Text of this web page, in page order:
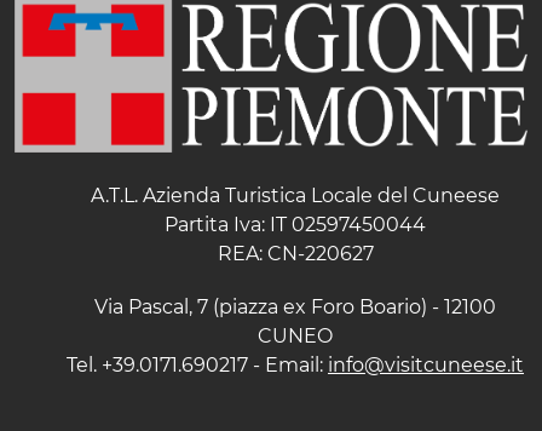
A.T.L. Azienda Turistica Locale del Cuneese
Partita Iva: IT 02597450044
REA: CN-220627
Via Pascal, 7 (piazza ex Foro Boario) - 12100
CUNEO
Tel. +39.0171.690217 - Email: info@visitcuneese.it